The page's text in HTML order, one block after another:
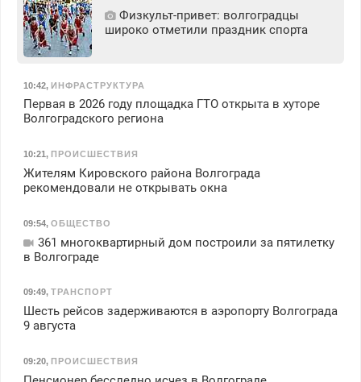
Физкульт‑привет: волгоградцы
широко отметили праздник спорта
10:42, ИНФРАСТРУКТУРА
Первая в 2026 году площадка ГТО открыта в хуторе
Волгоградского региона
10:21 , ПРОИСШЕСТВИЯ
Жителям Кировского района Волгограда
рекомендовали не открывать окна
09:54, ОБЩЕСТВО
361 многоквартирный дом построили за пятилетку
в Волгограде
09:49, ТРАНСПОРТ
Шесть рейсов задерживаются в аэропорту Волгограда
9 августа
09:20, ПРОИСШЕСТВИЯ